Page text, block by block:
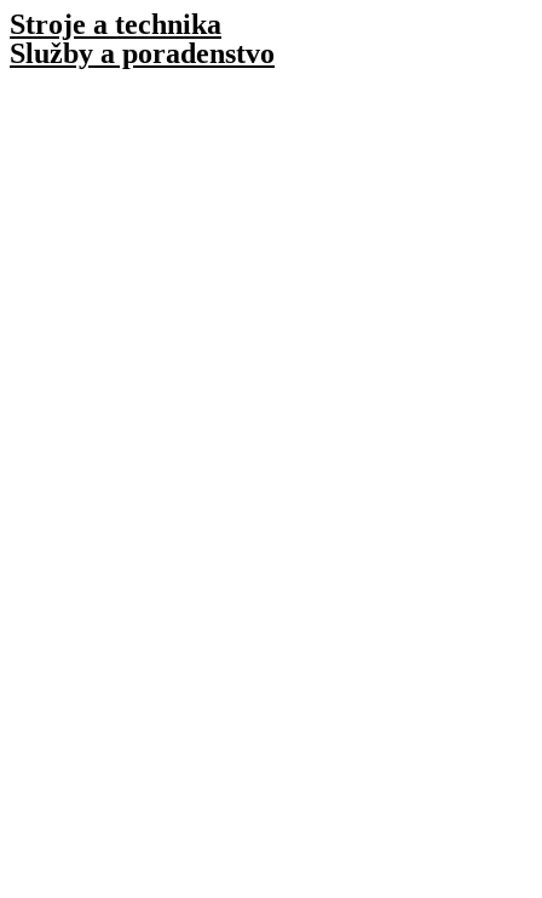
Preskočiť
na
obsah
Stroje a technika
Služby a poradenstvo